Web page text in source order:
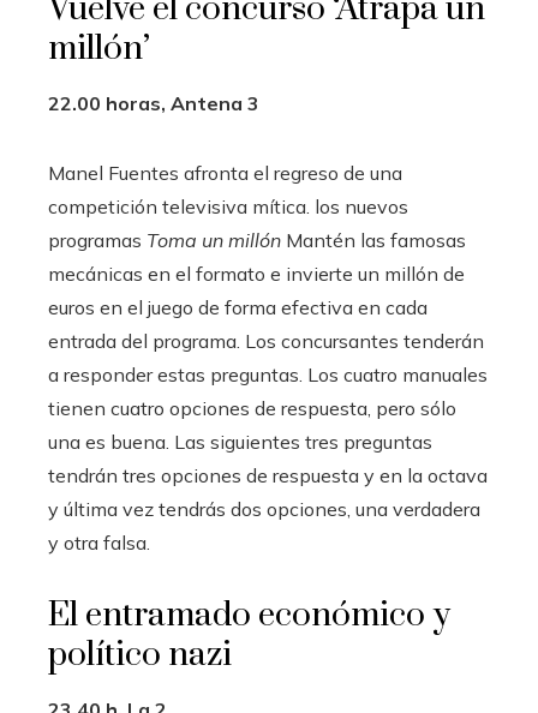
Vuelve el concurso ‘Atrapa un
millón’
22.00 horas, Antena 3
Manel Fuentes afronta el regreso de una
competición televisiva mítica. los nuevos
programas Toma un millón Mantén las famosas
mecánicas en el formato e invierte un millón de
euros en el juego de forma efectiva en cada
entrada del programa. Los concursantes tenderán
a responder estas preguntas. Los cuatro manuales
tienen cuatro opciones de respuesta, pero sólo
una es buena. Las siguientes tres preguntas
tendrán tres opciones de respuesta y en la octava
y última vez tendrás dos opciones, una verdadera
y otra falsa.
El entramado económico y
político nazi